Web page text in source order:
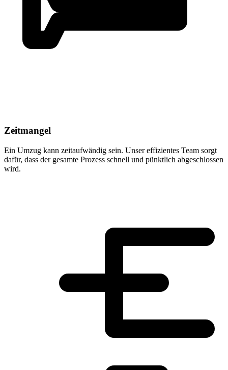
Zeitmangel
Ein Umzug kann zeitaufwändig sein. Unser effizientes Team sorgt
dafür, dass der gesamte Prozess schnell und pünktlich abgeschlossen
wird.